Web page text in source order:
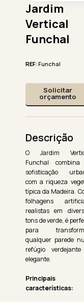
Jardim
Vertical
Funchal
REF: Funchal
Solicitar
orçamento
Descrição
O Jardim
Funchal
sofisticação
com a riqueza
típica da Madeira.
folhagens
realistas em
tons de verde, é
para
qualquer parede
refúgio
elegante.
Principais
características: